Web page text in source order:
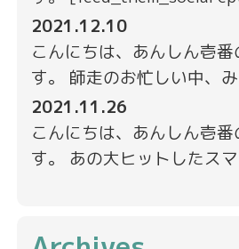
2021.12.10
こんにちは、あんしん壱
す。 師走のお忙しい中、
2021.11.26
こんにちは、あんしん壱
す。 あの大ヒットしたス